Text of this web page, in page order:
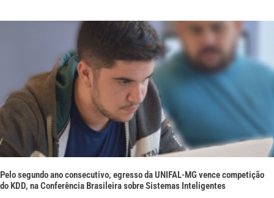
Pelo segundo ano consecutivo, egresso da UNIFAL-MG vence competição
do KDD, na Conferência Brasileira sobre Sistemas Inteligentes